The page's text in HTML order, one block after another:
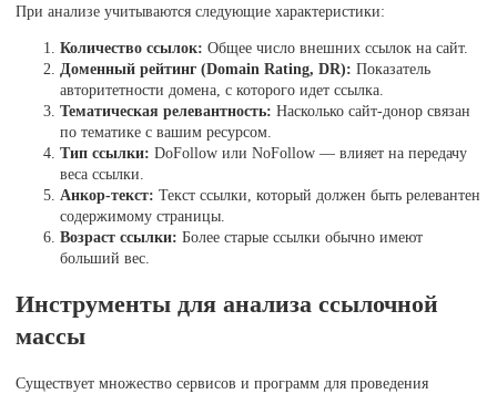
При анализе учитываются следующие характеристики:
Количество ссылок: Общее число внешних ссылок на сайт.
Доменный рейтинг (Domain Rating, DR): Показатель
авторитетности домена, с которого идет ссылка.
Тематическая релевантность: Насколько сайт-донор связан
по тематике с вашим ресурсом.
Тип ссылки: DoFollow или NoFollow — влияет на передачу
веса ссылки.
Анкор-текст: Текст ссылки, который должен быть релевантен
содержимому страницы.
Возраст ссылки: Более старые ссылки обычно имеют
больший вес.
Инструменты для анализа ссылочной
массы
Существует множество сервисов и программ для проведения